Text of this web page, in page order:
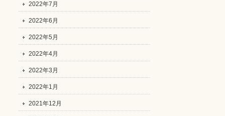
2022年7月
2022年6月
2022年5月
2022年4月
2022年3月
2022年1月
2021年12月